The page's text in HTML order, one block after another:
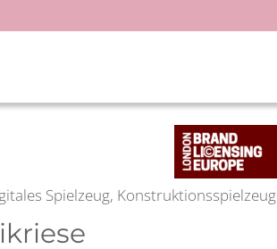
Spielzeug, Konstruktionsspielzeug